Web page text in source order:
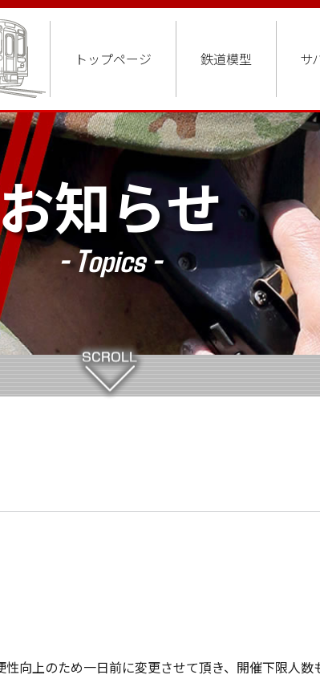
トップページ 鉄道模型 サ
知らせ
- Topics -
向上のため一日前に変更させて頂き、開催下限人数